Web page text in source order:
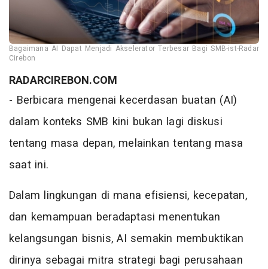
Bagaimana AI Dapat Menjadi Akselerator Terbesar Bagi SMB-ist-Radar
Cirebon
RADARCIREBON.COM
- Berbicara mengenai kecerdasan buatan (AI)
dalam konteks SMB kini bukan lagi diskusi
tentang masa depan, melainkan tentang masa
saat ini.
Dalam lingkungan di mana efisiensi, kecepatan,
dan kemampuan beradaptasi menentukan
kelangsungan bisnis, AI semakin membuktikan
dirinya sebagai mitra strategi bagi perusahaan